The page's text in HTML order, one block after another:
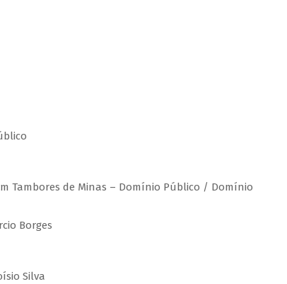
Tambores de Minas – Domínio Público / Domínio
Borges
Silva